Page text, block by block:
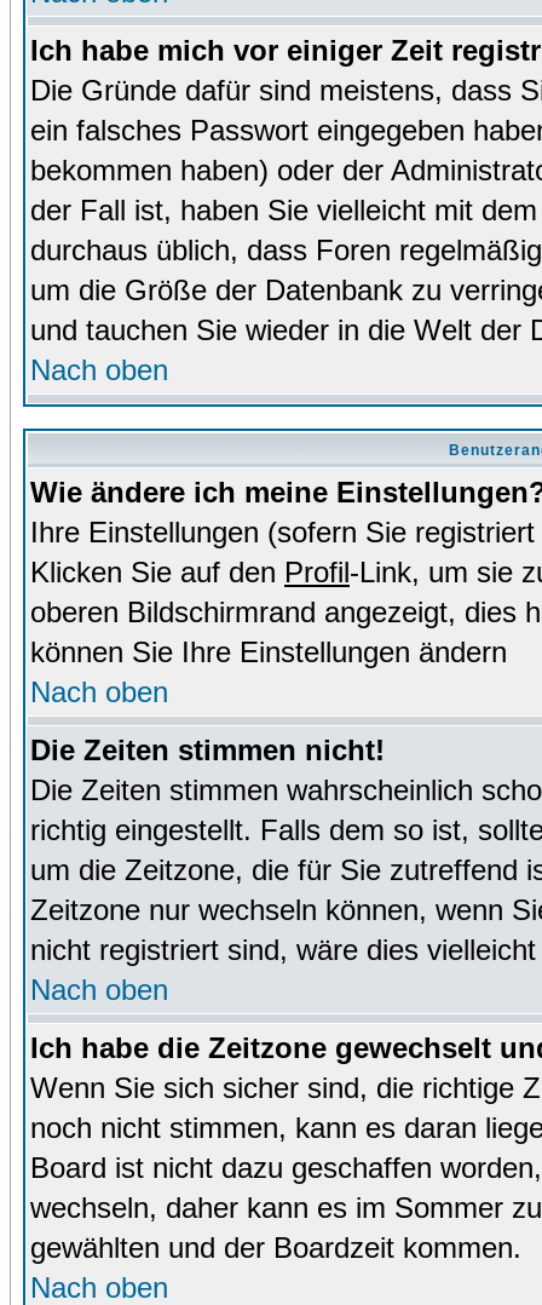
Ich habe mich vor einiger Zeit
Die Gründe dafür sind meistens, dass
ein falsches Passwort eingegeben
bekommen haben) oder der
der Fall ist, haben Sie vielleicht mit
durchaus üblich, dass Foren
um die Größe der Datenbank zu
und tauchen Sie wieder in die Welt der
Nach oben
Wie ändere ich meine
Ihre Einstellungen (sofern Sie
Klicken Sie auf den Profil-Link, um sie
oberen Bildschirmrand angezeigt, dies
können Sie Ihre Einstellungen ändern
Nach oben
Die Zeiten stimmen nicht!
Die Zeiten stimmen wahrscheinlich
richtig eingestellt. Falls dem so ist,
um die Zeitzone, die für Sie zutreffend
Zeitzone nur wechseln können, wenn
nicht registriert sind, wäre dies
Nach oben
Ich habe die Zeitzone gewechselt
Wenn Sie sich sicher sind, die richtige
noch nicht stimmen, kann es daran
Board ist nicht dazu geschaffen
wechseln, daher kann es im Sommer
gewählten und der Boardzeit kommen.
Nach oben